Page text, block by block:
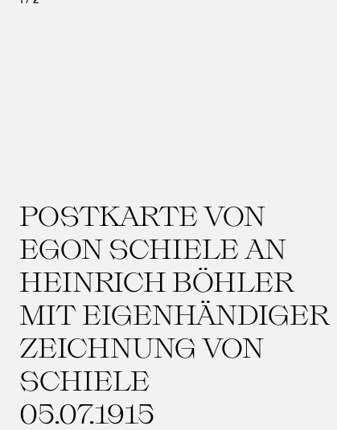
POSTKARTE VON
EGON SCHIELE AN
HEINRICH BÖHLER
MIT EIGENHÄNDIGER
ZEICHNUNG VON
SCHIELE
05.07.1915